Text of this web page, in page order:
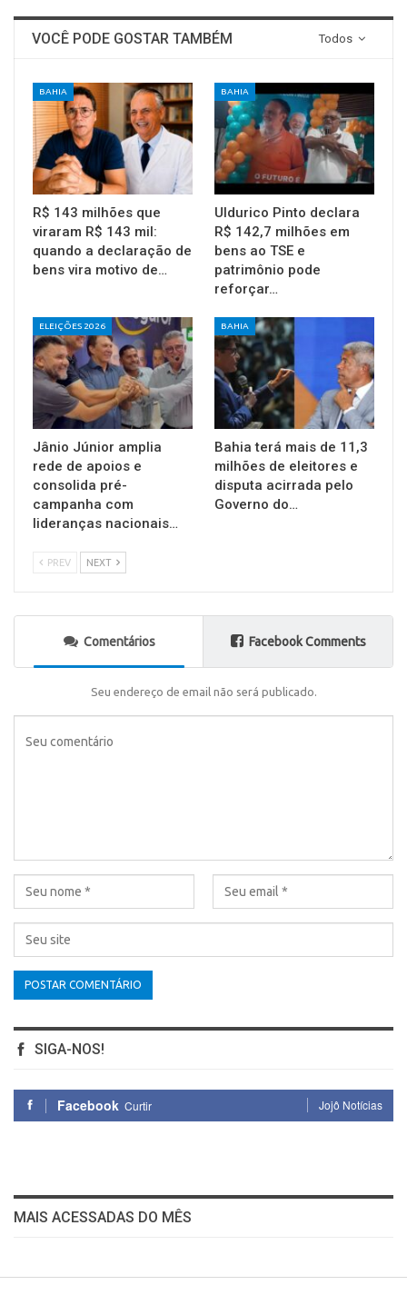
Todos
VOCÊ PODE GOSTAR TAMBÉM
BAHIA
R$ 143 milhões que
viraram R$ 143 mil:
quando a declaração de
bens vira motivo de…
BAHIA
Uldurico Pinto declara
R$ 142,7 milhões em
bens ao TSE e
patrimônio pode
reforçar…
ELEIÇÕES 2026
Jânio Júnior amplia
rede de apoios e
consolida pré-
campanha com
lideranças nacionais…
BAHIA
Bahia terá mais de 11,3
milhões de eleitores e
disputa acirrada pelo
Governo do…
PREV NEXT
Comentários Facebook Comments
Seu endereço de email não será publicado.
SIGA-NOS!
Facebook Curtir Jojô Notícias
MAIS ACESSADAS DO MÊS